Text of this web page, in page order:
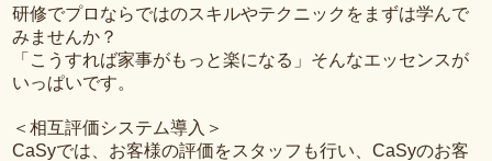
研修でプロならではのスキルやテクニックをまずは学んで
みませんか？
「こうすれば家事がもっと楽になる」そんなエッセンスが
いっぱいです。
＜相互評価システム導入＞
CaSyでは、お客様の評価をスタッフも行い、CaSyのお客